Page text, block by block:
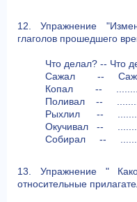
12. Упражнение
глаголов прошедшего
Что делал? -- Что
Сажал --
Копал --
Поливал --
Рыхлил --
Окучивал --
Собирал --
13. Упражнение "
относительные